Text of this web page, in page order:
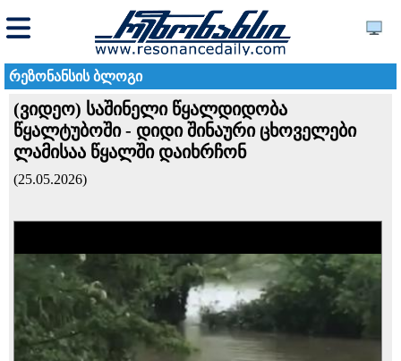
რეზონანსის ბლოგი
(ვიდეო) საშინელი წყალდიდობა
წყალტუბოში - დიდი შინაური ცხოველები
ლამისაა წყალში დაიხრჩონ
(25.05.2026)